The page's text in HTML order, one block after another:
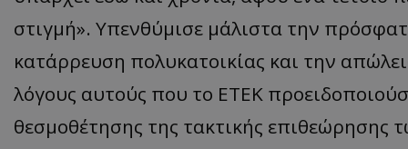
στιγμή». Υπενθύμισε μάλιστα την
κατάρρευση πολυκατοικίας και την
λόγους αυτούς που το ΕΤΕΚ
θεσμοθέτησης της τακτικής επιθεώρησης
ASP.NET_SessionId